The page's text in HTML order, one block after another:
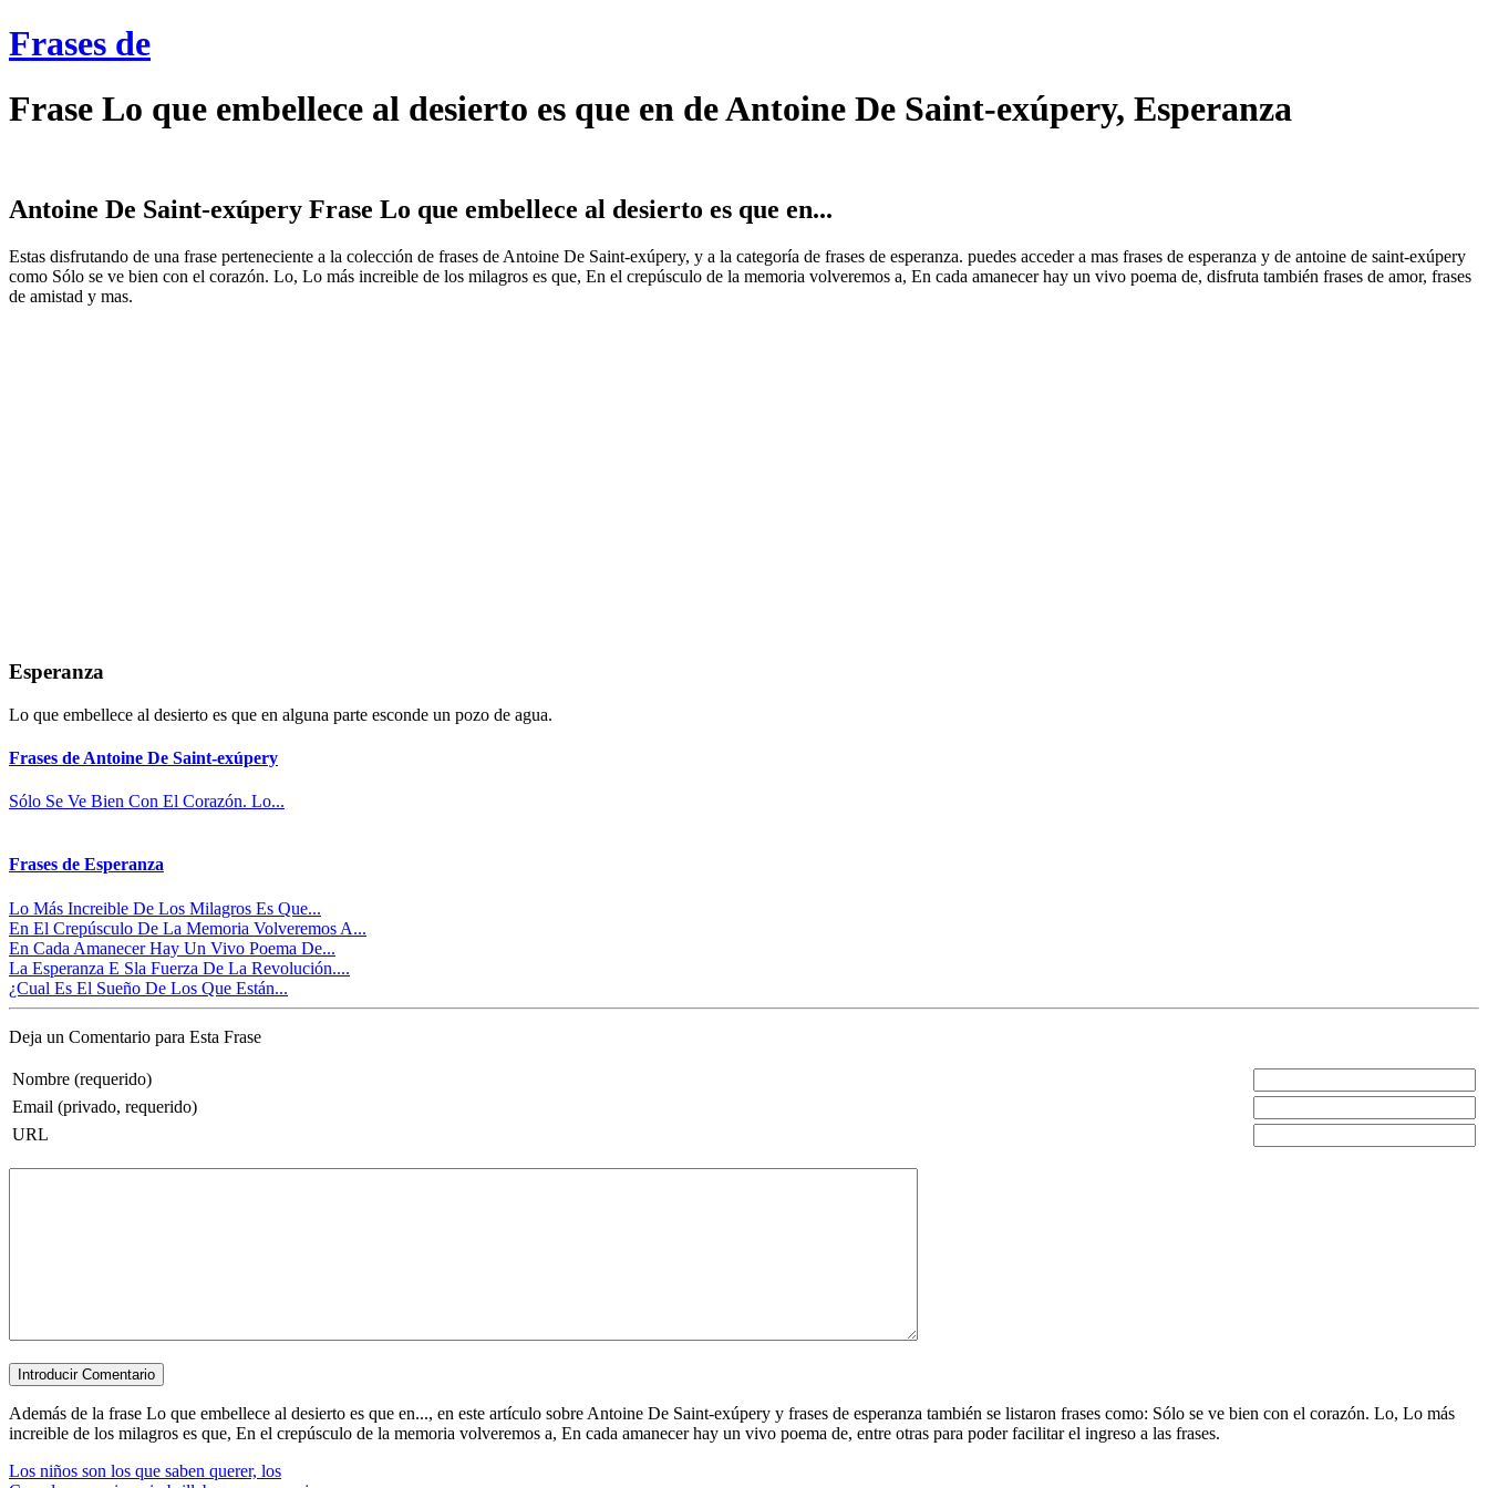
Frases de
Frase Lo que embellece al desierto es que en de Antoine De Saint-exúpery, Esperanza
Antoine De Saint-exúpery Frase Lo que embellece al desierto es que en...
Estas disfrutando de una frase perteneciente a la colección de frases de Antoine De Saint-exúpery, y a la categoría de frases de esperanza. puedes acceder a mas frases de esperanza y de antoine de saint-exúpery
como Sólo se ve bien con el corazón. Lo, Lo más increible de los milagros es que, En el crepúsculo de la memoria volveremos a, En cada amanecer hay un vivo poema de, disfruta también frases de amor, frases
de amistad y mas.
Esperanza
Lo que embellece al desierto es que en alguna parte esconde un pozo de agua.
Frases de Antoine De Saint-exúpery
Sólo Se Ve Bien Con El Corazón. Lo...
Frases de Esperanza
Lo Más Increible De Los Milagros Es Que...
En El Crepúsculo De La Memoria Volveremos A...
En Cada Amanecer Hay Un Vivo Poema De...
La Esperanza E Sla Fuerza De La Revolución....
¿Cual Es El Sueño De Los Que Están...
Deja un Comentario para Esta Frase
Nombre (requerido)
Email (privado, requerido)
URL
Además de la frase Lo que embellece al desierto es que en..., en este artículo sobre Antoine De Saint-exúpery y frases de esperanza también se listaron frases como: Sólo se ve bien con el corazón. Lo, Lo más
increible de los milagros es que, En el crepúsculo de la memoria volveremos a, En cada amanecer hay un vivo poema de, entre otras para poder facilitar el ingreso a las frases.
Los niños son los que saben querer, los